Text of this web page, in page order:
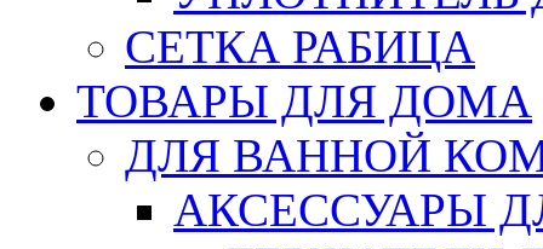
СЕТКА РАБИЦА
ТОВАРЫ ДЛЯ ДОМА
ДЛЯ ВАННОЙ
АКСЕССУАРЫ